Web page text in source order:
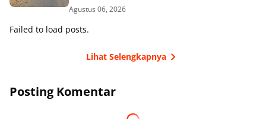
Agustus 06, 2026
Failed to load posts.
Lihat Selengkapnya
Posting Komentar